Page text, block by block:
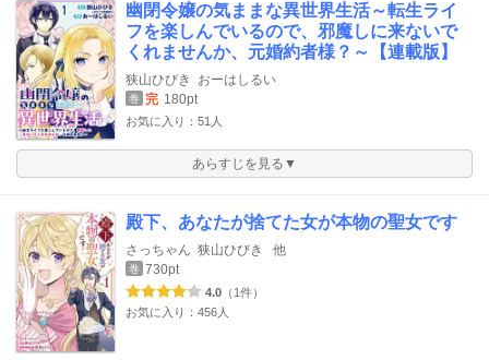
幽閉令嬢の気ままな異世界生活～転生ライ
フを楽しんでいるので、邪魔しに来ないで
くれませんか、元婚約者様？～【連載版】
狭山ひびき おーはしるい
巻 完 180pt
お気に入り：51人
あらすじを見る▼
殿下、あなたが捨てた女が本物の聖女です
さっちゃん 狭山ひびき 他
巻 730pt
4.0 （1件）
お気に入り：456人